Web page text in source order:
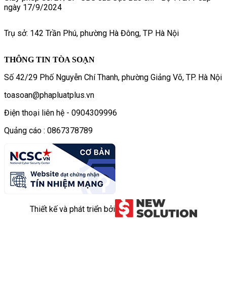
ngày 17/9/2024
Trụ sở: 142 Trần Phú, phường Hà Đông, TP Hà Nội
THÔNG TIN TÒA SOẠN
Số 42/29 Phố Nguyễn Chí Thanh, phường Giảng Võ, TP. Hà Nội
toasoan@phapluatplus.vn
Điện thoại liên hệ - 0904309996
Quảng cáo : 0867378789
Thiết kế và phát triển bởi